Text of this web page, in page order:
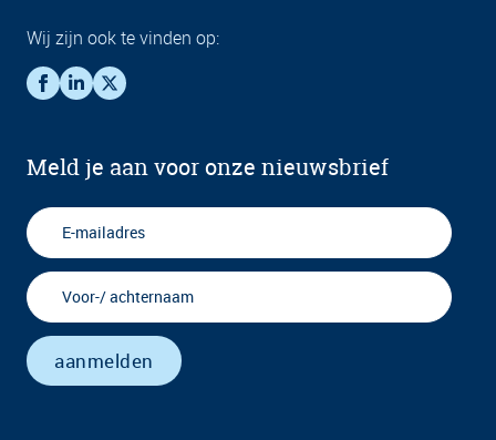
Wij zijn ook te vinden op:
Meld je aan voor onze nieuwsbrief